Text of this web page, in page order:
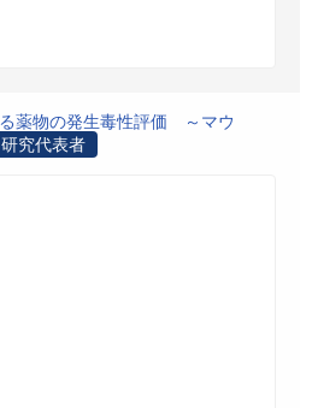
薬物の発生毒性評価 ～マウ
研究代表者